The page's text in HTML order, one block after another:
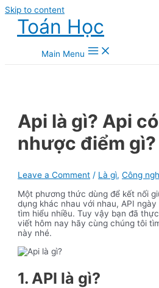
Skip to content
Toán Học
Main Menu
Api là gì? Api
nhược điểm gì?
Leave a Comment / Là gì,Công
Một phương thức dùng để kết nối
dụng khác nhau với nhau, API
tìm hiểu nhiều. Tuy vậy bạn đã
viết hôm nay hãy cùng chúng tôi
này nhé.
1. API là gì?